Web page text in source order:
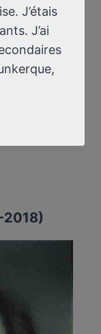
J’étais
J’ai
2018)